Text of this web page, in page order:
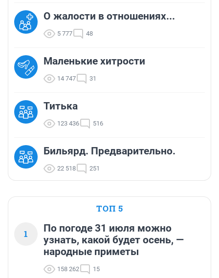
О жалости в отношениях...
5 777 48
Маленькие хитрости
14 747 31
Титька
123 436 516
Бильярд. Предварительно.
22 518 251
ТОП 5
1
По погоде 31 июля можно
узнать, какой будет осень, —
народные приметы
158 262 15